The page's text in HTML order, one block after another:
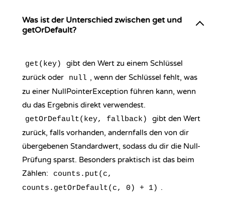
Was ist der Unterschied zwischen get und
getOrDefault?
get(key)
gibt den Wert zu einem Schlüssel
zurück oder
null , wenn der Schlüssel fehlt, was
zu einer NullPointerException führen kann, wenn
du das Ergebnis direkt verwendest.
getOrDefault(key, fallback)
gibt den Wert
zurück, falls vorhanden, andernfalls den von dir
übergebenen Standardwert, sodass du dir die Null-
Prüfung sparst. Besonders praktisch ist das beim
Zählen:
counts.put(c,
counts.getOrDefault(c, 0) + 1) .